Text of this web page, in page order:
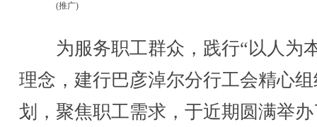
(推广)
为服务职工群众，践行“以人为
理念，建行巴彦淖尔分行工会精心
划，聚焦职工需求，于近期圆满举办